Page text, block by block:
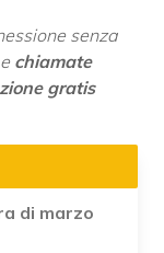
senza
chiamate
gratis
di marzo